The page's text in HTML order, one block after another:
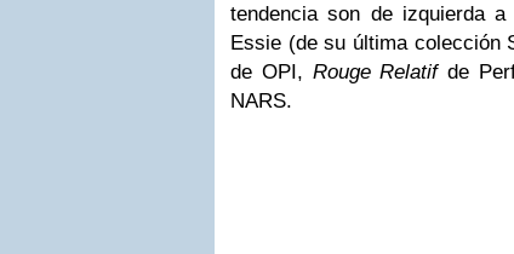
tendencia son de izquierda a
Essie (de su última colección
de OPI, Rouge Relatifde
NARS.